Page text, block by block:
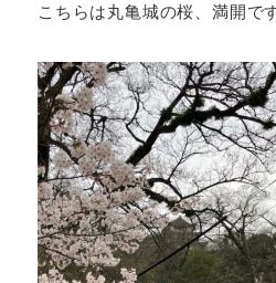
こちらは丸亀城の桜、満開です